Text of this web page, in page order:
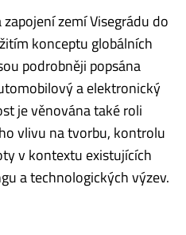
zemí Visegrádu do
konceptu globálních
podrobněji popsána
a elektronický
je věnována také roli
vlivu na tvorbu, kontrolu
v kontextu existujících
a technologických výzev.